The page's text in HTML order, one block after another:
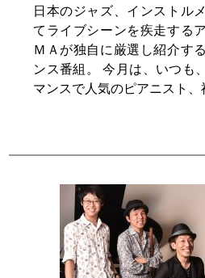
日本のジャズ、インストル
てライブシーンを疾走する
ＭＡが独自に厳選し紹介す
ンス番組。 今月は、いつも
マンスで人気のピアニスト